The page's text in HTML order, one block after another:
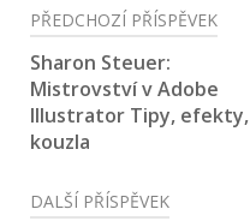
Navigace
pro
příspěvek
PŘEDCHOZÍ PŘÍSPĚVEK
Sharon Steuer:
Mistrovství v Adobe
Illustrator Tipy, efekty,
kouzla
DALŠÍ PŘÍSPĚVEK